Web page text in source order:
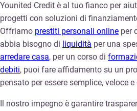
Younited Credit è al tuo fianco per
progetti con soluzioni di
Offriamo prestiti personali online per
abbia bisogno di liquidità per una
arredare casa, per un corso di
debiti, puoi fare affidamento su un
pensato per essere semplice, veloce
Il nostro impegno è garantire